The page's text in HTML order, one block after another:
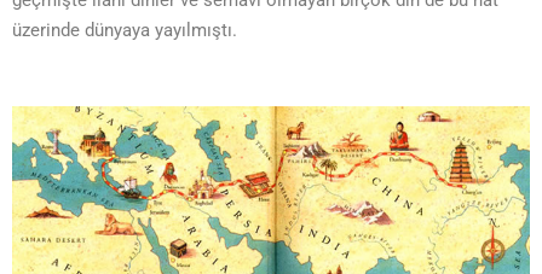
üzerinde dünyaya yayılmıştı.